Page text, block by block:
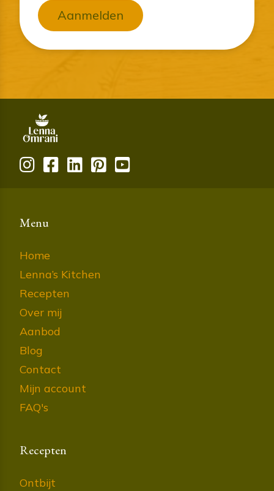
Aanmelden
Menu
Home
Lenna’s Kitchen
Recepten
Over mij
Aanbod
Blog
Contact
Mijn account
FAQ's
Recepten
Ontbijt